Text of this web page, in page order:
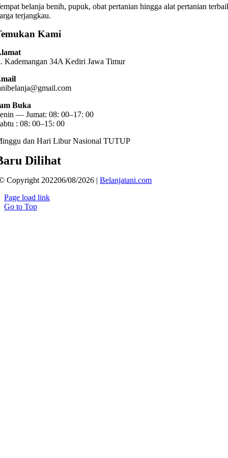
belanja benih, pupuk, obat pertanian hingga alat pertanian
terjangkau.
Kami
Kademangan 34A Kediri Jawa Timur
Buka
— Jumat: 08: 00–17: 00
: 08: 00–15: 00
dan Hari Libur Nasional TUTUP
Dilihat
Copyright 202206/08/2026 |Belanjatani.com
Page load link
Go to Top